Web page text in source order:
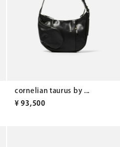
cornelian taurus by ...
¥ 93,500